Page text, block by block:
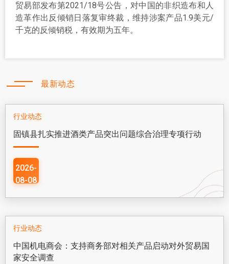
贸易部发布第2021/18号公告，对中国的非织造布和人
造革作出反倾销日落复审终裁，维持涉案产品1.9美元/
千克的反倾销税，有效期为五年。
最新动态
行业动态
固镇县扎实推进酒类产品突出问题综合治理专项行动
2026-
08-08
行业动态
中国机电商会：支持商务部对相关产品启动对外贸易国
家安全调查